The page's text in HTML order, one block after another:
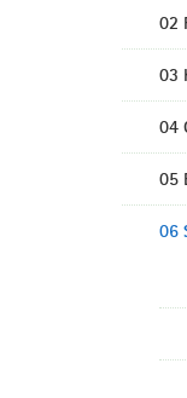
02
03
04
05
06